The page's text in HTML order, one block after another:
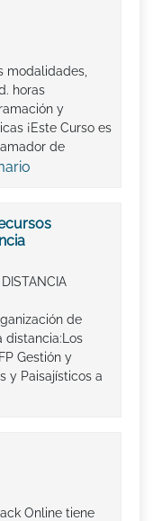
modalidades,
horas
y
¡Este Curso es
de
de
distancia:Los
Gestión y
y Paisajísticos a
Online tiene